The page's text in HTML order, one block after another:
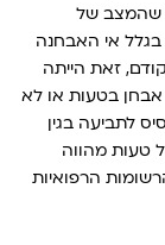
שהמצב של
אי האבחנה
זאת הייתה
בטעות או לא
לתביעה בגין
טעות מהווה
הרפואיות